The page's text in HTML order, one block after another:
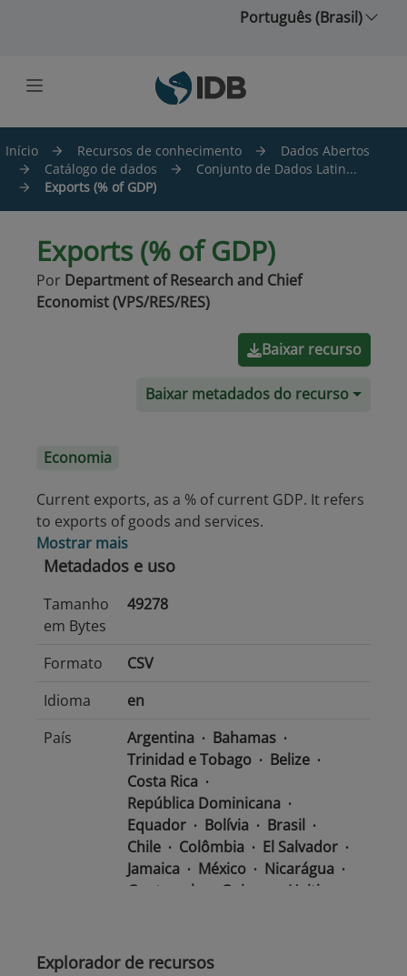
Português (Brasil)
Início Recursos de conhecimento
Dados Abertos
Catálogo de dados
Conjunto de Dados Latin...
Exports (% of GDP)
Exports (% of GDP)
Por Department of Research and Chief
Economist (VPS/RES/RES)
Baixar recurso
Baixar metadados do recurso
Economia
Current exports, as a % of current GDP. It refers
to exports of goods and services.
Mostrar mais
Metadados e uso
Tamanho
em Bytes
49278
Formato
CSV
Idioma
en
País
Argentina
Bahamas
Trinidad e Tobago
Belize
Costa Rica
República Dominicana
Equador
Bolívia
Brasil
Chile
Colômbia
El Salvador
Jamaica
México
Nicarágua
Guatemala
Guiana
Haiti
Paraguai
Peru
Explorador de recursos